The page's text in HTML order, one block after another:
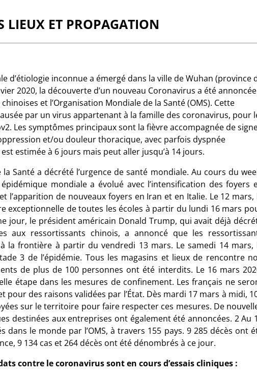
LIEUX ET PROPAGATION
d’étiologie inconnue a émergé dans la ville de Wuhan (province
2020, la découverte d’un nouveau Coronavirus a été annoncée
et l’Organisation Mondiale de la Santé (OMS). Cette
par un virus appartenant à la famille des coronavirus, pour
Les symptômes principaux sont la fièvre accompagnée de
et/ou douleur thoracique, avec parfois dyspnée
estimée à 6 jours mais peut aller jusqu’à 14 jours.
Santé a décrété l’urgence de santé mondiale. Au cours du
mondiale a évolué avec l’intensification des foyers
l’apparition de nouveaux foyers en Iran et en Italie. Le 12 mars,
exceptionnelle de toutes les écoles à partir du lundi 16 mars
jour, le président américain Donald Trump, qui avait déjà
aux ressortissants chinois, a annoncé que les
la frontière à partir du vendredi 13 mars. Le samedi 14 mars,
3 de l’épidémie. Tous les magasins et lieux de rencontre
de plus de 100 personnes ont été interdits. Le 16 mars
étape dans les mesures de confinement. Les français ne
des raisons validées par l’État. Dès mardi 17 mars à midi,
sur le territoire pour faire respecter ces mesures. De
destinées aux entreprises ont également été annoncées. 2 Au
dans le monde par l’OMS, à travers 155 pays. 9 285 décès ont
9 134 cas et 264 décès ont été dénombrés à ce jour.
contre le coronavirus sont en cours d’essais cliniques :